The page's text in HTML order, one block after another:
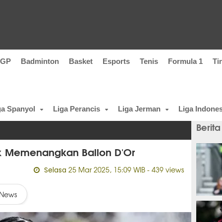
Badminton Basket Esports Tenis Formula 1
Spanyol Liga Perancis Liga Jerman Liga
Memenangkan Ballon D'Or
Selasa 25 Mar 2025, 15:09 WIB- 439 views
5